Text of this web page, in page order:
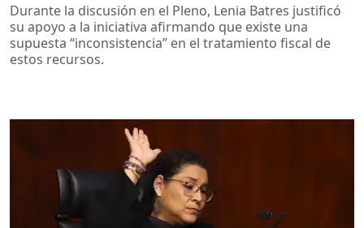
Durante la discusión en el Pleno, Lenia Batres justificó
su apoyo a la iniciativa afirmando que existe una
supuesta “inconsistencia” en el tratamiento fiscal de
estos recursos.